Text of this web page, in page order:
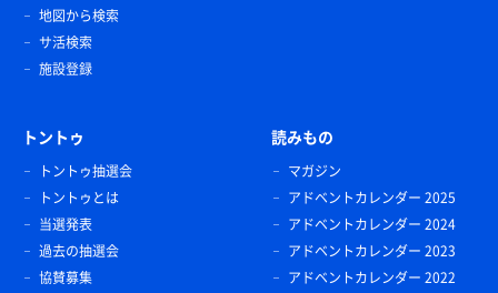
地図から検索
サ活検索
施設登録
トントゥ
トントゥ抽選会
トントゥとは
当選発表
過去の抽選会
協賛募集
読みもの
マガジン
アドベントカレンダー 2025
アドベントカレンダー 2024
アドベントカレンダー 2023
アドベントカレンダー 2022